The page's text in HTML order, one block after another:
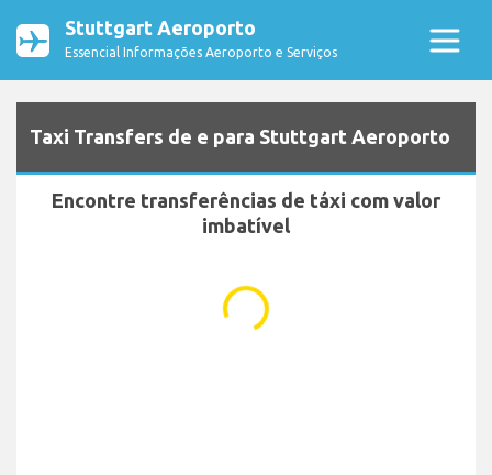
Stuttgart Aeroporto
Essencial Informações Aeroporto e Serviços
Taxi Transfers de e para Stuttgart Aeroporto
Encontre transferências de táxi com valor
imbatível